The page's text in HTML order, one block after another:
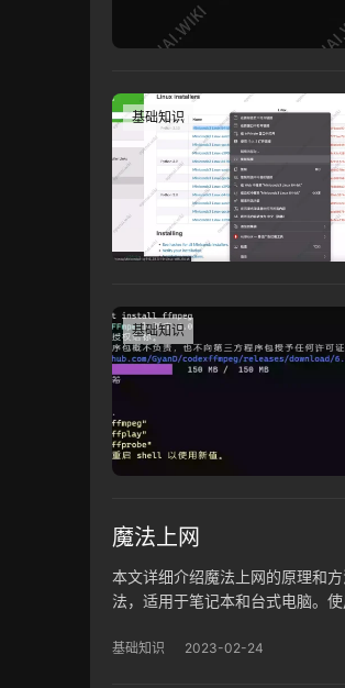
基础知识
基础知识
魔法上网
本文详细介绍魔法上网的原理和
法，适用于笔记本和台式电脑。使
基础知识 2023-02-24